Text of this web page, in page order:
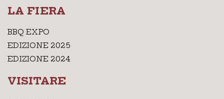
LA FIERA
BBQ EXPO
EDIZIONE 2025
EDIZIONE 2024
VISITARE